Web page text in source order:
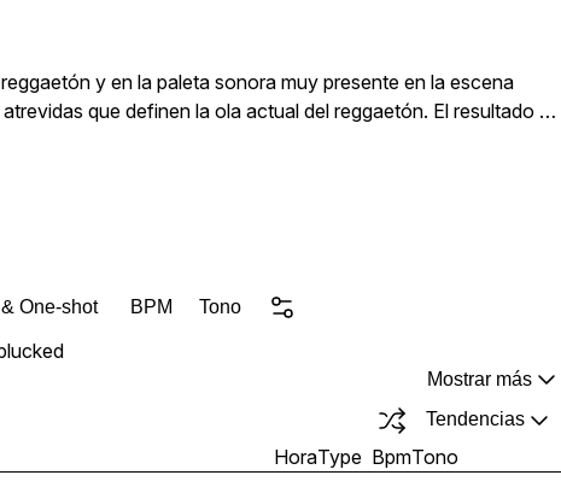
y en la paleta sonora muy presente en la escena
que definen la ola actual del reggaetón. El resultado es
fuerte, calidez y una presencia innegable.
One-shot BPM Tono
Mostrar más
Tendencias
HoraType BpmTono